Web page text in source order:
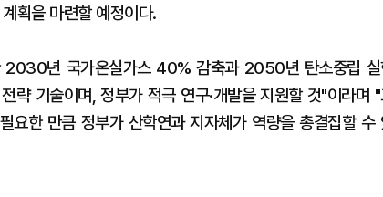
획을 마련할 예정이다.
2030년 국가온실가스 40% 감축과 2050년 탄소중립 실
략 기술이며, 정부가 적극 연구·개발을 지원할 것"이라며
요한 만큼 정부가 산학연과 지자체가 역량을 총결집할 수